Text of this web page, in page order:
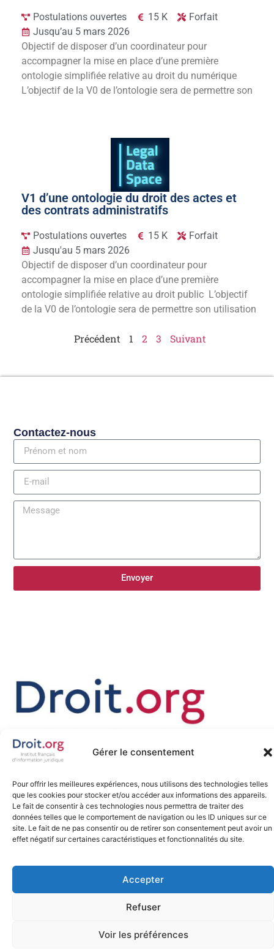
Gérer le consentement
Pour offrir les meilleures expériences, nous utilisons des technologies telles
que les cookies pour stocker et/ou accéder aux informations des appareils.
Le fait de consentir à ces technologies nous permettra de traiter des
données telles que le comportement de navigation ou les ID uniques sur ce
site. Le fait de ne pas consentir ou de retirer son consentement peut avoir un
effet négatif sur certaines caractéristiques et fonctionnalités du site.
Accepter
Refuser
Voir les préférences
Postulations ouvertes 15 K
Forfait
Jusqu’au 5 mars 2026
Objectif de disposer d’un coordinateur pour
accompagner la mise en place d’une première
ontologie simplifiée relative au droit du numérique
L’objectif de la V0 de l’ontologie sera de permettre son
V1 d’une ontologie du droit des actes et
des contrats administratifs
Postulations ouvertes 15 K
Forfait
Jusqu'au 5 mars 2026
Objectif de disposer d’un coordinateur pour
accompagner la mise en place d’une première
ontologie simplifiée relative au droit public L’objectif
de la V0 de l’ontologie sera de permettre son utilisation
Précédent 1 2 3 Suivant
internet, tel est notre engagement depuis 2007.
Contactez-nous
Envoyer
Tous droits réservés©Site web fait avec
par
silexia.legal